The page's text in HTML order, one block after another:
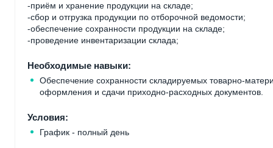
-приём и хранение продукции на складе;
-сбор и отгрузка продукции по отборочной ведомости;
-обеспечение сохранности продукции на складе;
-проведение инвентаризации склада;
Необходимые навыки:
Обеспечение сохранности складируемых товарно-
оформления и сдачи приходно-расходных документов.
Условия:
График - полный день